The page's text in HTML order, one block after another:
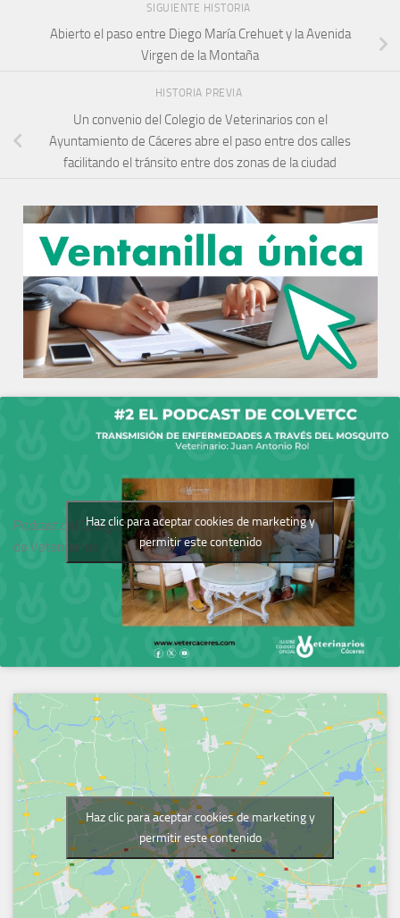
SIGUIENTE HISTORIA
Abierto el paso entre Diego María Crehuet y la Avenida
Virgen de la Montaña
HISTORIA PREVIA
Un convenio del Colegio de Veterinarios con el
Ayuntamiento de Cáceres abre el paso entre dos calles
facilitando el tránsito entre dos zonas de la ciudad
Podcast del Colegio
de Veterinarios
Haz clic para aceptar cookies de marketing y
permitir este contenido
Haz clic para aceptar cookies de marketing y
permitir este contenido